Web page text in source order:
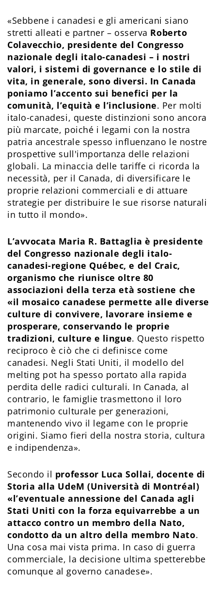
«Sebbene i canadesi e gli americani siano
stretti alleati e partner – osserva Roberto
Colavecchio, presidente del Congresso
nazionale degli italo-canadesi – i nostri
valori, i sistemi di governance e lo stile di
vita, in generale, sono diversi. In Canada
poniamo l’accento sui benefici per la
comunità, l’equità e l’inclusione. Per molti
italo-canadesi, queste distinzioni sono ancora
più marcate, poiché i legami con la nostra
patria ancestrale spesso influenzano le nostre
prospettive sull'importanza delle relazioni
globali. La minaccia delle tariffe ci ricorda la
necessità, per il Canada, di diversificare le
proprie relazioni commerciali e di attuare
strategie per distribuire le sue risorse naturali
in tutto il mondo».
L’avvocata Maria R. Battaglia è presidente
del Congresso nazionale degli italo-
canadesi-regione Québec, e del Craic,
organismo che riunisce oltre 80
associazioni della terza età sostiene che
«il mosaico canadese permette alle diverse
culture di convivere, lavorare insieme e
prosperare, conservando le proprie
tradizioni, culture e lingue. Questo rispetto
reciproco è ciò che ci definisce come
canadesi. Negli Stati Uniti, il modello del
melting pot ha spesso portato alla rapida
perdita delle radici culturali. In Canada, al
contrario, le famiglie trasmettono il loro
patrimonio culturale per generazioni,
mantenendo vivo il legame con le proprie
origini. Siamo fieri della nostra storia, cultura
e indipendenza».
Secondo il professor Luca Sollai, docente di
Storia alla UdeM (Università di Montréal)
«l’eventuale annessione del Canada agli
Stati Uniti con la forza equivarrebbe a un
attacco contro un membro della Nato,
condotto da un altro della membro Nato.
Una cosa mai vista prima. In caso di guerra
commerciale, la decisione ultima spetterebbe
comunque al governo canadese».